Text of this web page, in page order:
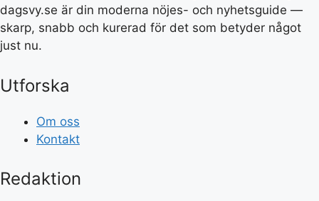
dagsvy.se är din moderna nöjes- och nyhetsguide —
skarp, snabb och kurerad för det som betyder något
just nu.
Utforska
Om oss
Kontakt
Redaktion